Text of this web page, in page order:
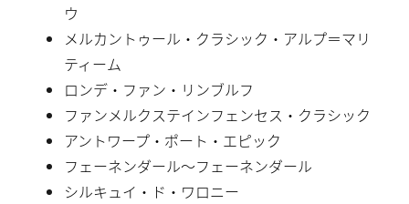
ウ
メルカントゥール・クラシック・アルプ＝マリ
ティーム
ロンデ・ファン・リンブルフ
ファンメルクステインフェンセス・クラシック
アントワープ・ポート・エピック
フェーネンダール〜フェーネンダール
シルキュイ・ド・ワロニー